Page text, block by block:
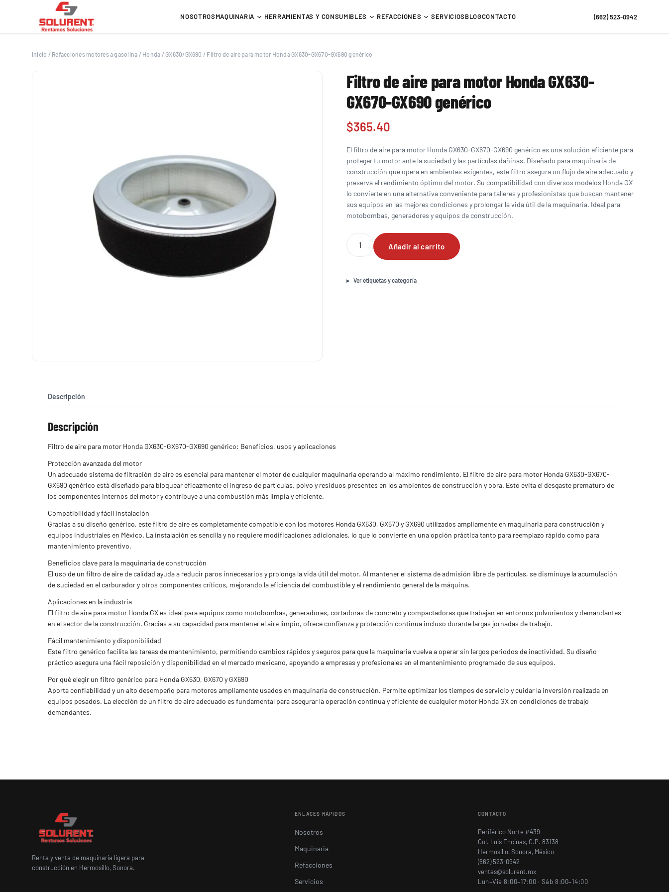
NOSOTROSMAQUINARIA HERRAMIENTAS Y CONSUMIBLES REFACCIONES SERVICIOSBLOGCONTACTO (662) 523-0942
Inicio / Refacciones motores a gasolina / Honda /GX630/GX690 / Filtro de aire para motor Honda GX630-GX670-GX690 genérico
Filtro de aire para motor Honda GX630-
GX670-GX690 genérico
$365.40
El filtro de aire para motor Honda GX630-GX670-GX690 genérico es una solución eficiente para
proteger tu motor ante la suciedad y las partículas dañinas. Diseñado para maquinaria de
construcción que opera en ambientes exigentes, este filtro asegura un flujo de aire adecuado y
preserva el rendimiento óptimo del motor. Su compatibilidad con diversos modelos Honda GX
lo convierte en una alternativa conveniente para talleres y profesionistas que buscan mantener
sus equipos en las mejores condiciones y prolongar la vida útil de la maquinaria. Ideal para
motobombas, generadores y equipos de construcción.
Filtro
de
aire
motor
Añadir al carrito
Ver etiquetas y categoría
Descripción
Descripción
Filtro de aire para motor Honda GX630-GX670-GX690 genérico: Beneficios, usos y aplicaciones
Protección avanzada del motor
Un adecuado sistema de filtración de aire es esencial para mantener el motor de cualquier maquinaria operando al máximo rendimiento. El filtro de aire para motor Honda GX630-GX670-
GX690 genérico está diseñado para bloquear eficazmente el ingreso de partículas, polvo y residuos presentes en los ambientes de construcción y obra. Esto evita el desgaste prematuro de
los componentes internos del motor y contribuye a una combustión más limpia y eficiente.
Compatibilidad y fácil instalación
Gracias a su diseño genérico, este filtro de aire es completamente compatible con los motores Honda GX630, GX670 y GX690 utilizados ampliamente en maquinaria para construcción y
equipos industriales en México. La instalación es sencilla y no requiere modificaciones adicionales, lo que lo convierte en una opción práctica tanto para reemplazo rápido como para
mantenimiento preventivo.
Beneficios clave para la maquinaria de construcción
El uso de un filtro de aire de calidad ayuda a reducir paros innecesarios y prolonga la vida útil del motor. Al mantener el sistema de admisión libre de partículas, se disminuye la acumulación
de suciedad en el carburador y otros componentes críticos, mejorando la eficiencia del combustible y el rendimiento general de la máquina.
Aplicaciones en la industria
El filtro de aire para motor Honda GX es ideal para equipos como motobombas, generadores, cortadoras de concreto y compactadoras que trabajan en entornos polvorientos y demandantes
en el sector de la construcción. Gracias a su capacidad para mantener el aire limpio, ofrece confianza y protección continua incluso durante largas jornadas de trabajo.
Fácil mantenimiento y disponibilidad
Este filtro genérico facilita las tareas de mantenimiento, permitiendo cambios rápidos y seguros para que la maquinaria vuelva a operar sin largos periodos de inactividad. Su diseño
práctico asegura una fácil reposición y disponibilidad en el mercado mexicano, apoyando a empresas y profesionales en el mantenimiento programado de sus equipos.
Por qué elegir un filtro genérico para Honda GX630, GX670 y GX690
Aporta confiabilidad y un alto desempeño para motores ampliamente usados en maquinaria de construcción. Permite optimizar los tiempos de servicio y cuidar la inversión realizada en
equipos pesados. La elección de un filtro de aire adecuado es fundamental para asegurar la operación continua y eficiente de cualquier motor Honda GX en condiciones de trabajo
demandantes.
Renta y venta de maquinaria ligera para
construcción en Hermosillo, Sonora.
ENLACES RÁPIDOS
Nosotros
Maquinaria
Refacciones
Servicios
CONTACTO
Periférico Norte #439
Col. Luis Encinas, C.P. 83138
Hermosillo, Sonora, México
(662) 523-0942
ventas@solurent.mx
Lun–Vie 8:00–17:00 · Sáb 8:00–14:00